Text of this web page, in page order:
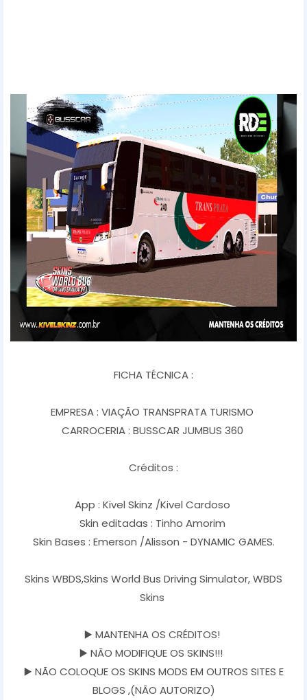
FICHA TÉCNICA :
EMPRESA : VIAÇÃO TRANSPRATA TURISMO
CARROCERIA : BUSSCAR JUMBUS 360
Créditos :
App : Kivel Skinz /Kivel Cardoso
Skin editadas : Tinho Amorim
Skin Bases : Emerson /Alisson - DYNAMIC GAMES.
Skins WBDS,Skins World Bus Driving Simulator, WBDS
Skins
▶️ MANTENHA OS CRÉDITOS!
▶️ NÃO MODIFIQUE OS SKINS!!!
▶️ NÃO COLOQUE OS SKINS MODS EM OUTROS SITES E
BLOGS ,(NÃO AUTORIZO)